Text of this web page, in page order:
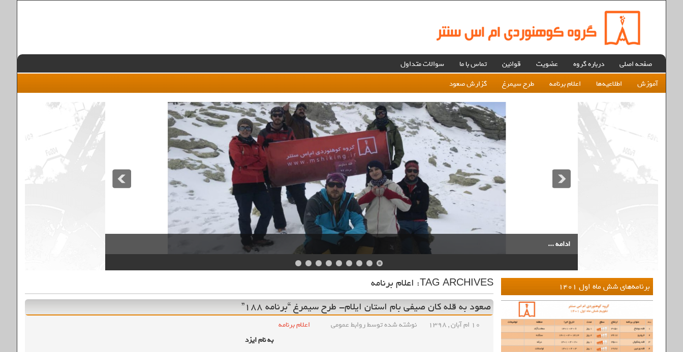
صفحه اصلی درباره گروه عضویت قوانین تماس با ما
سوالات متداول
آموزش
اطلاعیه‌ها اعلام برنامه طرح سیمرغ گزارش صعود
ادامه ...
TAG ARCHIVES: اعلام برنامه
صعود به قله کان صیفی بام استان ایلام- طرح سیمرغ “برنامه ۱۸۸”
۱۰ ام آبان , ۱۳۹۸ نوشته شده توسط روابط عمومی
اعلام برنامه
به نام ایزد
برنامه‌های شش ماه اول ۱۴۰۱